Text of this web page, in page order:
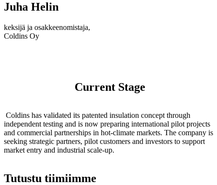
Juha Helin
keksijä ja osakkeenomistaja,
Coldins Oy
Current Stage
Coldins has validated its patented insulation concept through
independent testing and is now preparing international pilot projects
and commercial partnerships in hot-climate markets. The company is
seeking strategic partners, pilot customers and investors to support
market entry and industrial scale-up.
Tutustu tiimiimme